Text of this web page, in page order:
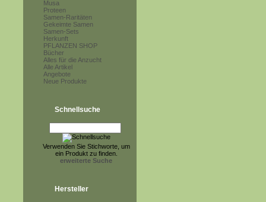
Musa
Proteen
Samen-Raritäten
Gekeimte Samen
Samen-Sets
Herkunft
PFLANZEN SHOP
Bücher
Alles für die Anzucht
Alle Artikel
Angebote
Neue Produkte
Schnellsuche
Verwenden Sie Stichworte, um
ein Produkt zu finden.
erweiterte Suche
Hersteller